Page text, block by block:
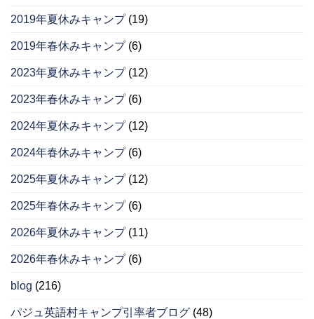
2019年夏休みキャンプ(19)
2019年春休みキャンプ(6)
2023年夏休みキャンプ(12)
2023年春休みキャンプ(6)
2024年夏休みキャンプ(12)
2024年春休みキャンプ(6)
2025年夏休みキャンプ(12)
2025年春休みキャンプ(6)
2026年夏休みキャンプ(11)
2026年春休みキャンプ(6)
blog (216)
パジュ英語村キャンプ引率者ブログ (48)